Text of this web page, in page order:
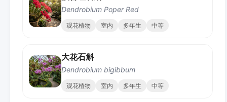
Dendrobium Poper Red
观花植物 室内 多年生 中等
大花石斛
Dendrobium bigibbum
观花植物 室内 多年生 中等